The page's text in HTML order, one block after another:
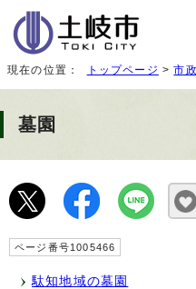
現在の位置： トップページ >市
墓園
ページ番号1005466
駄知地域の墓園